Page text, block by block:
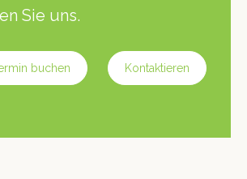
Sie uns.
buchen Kontaktieren